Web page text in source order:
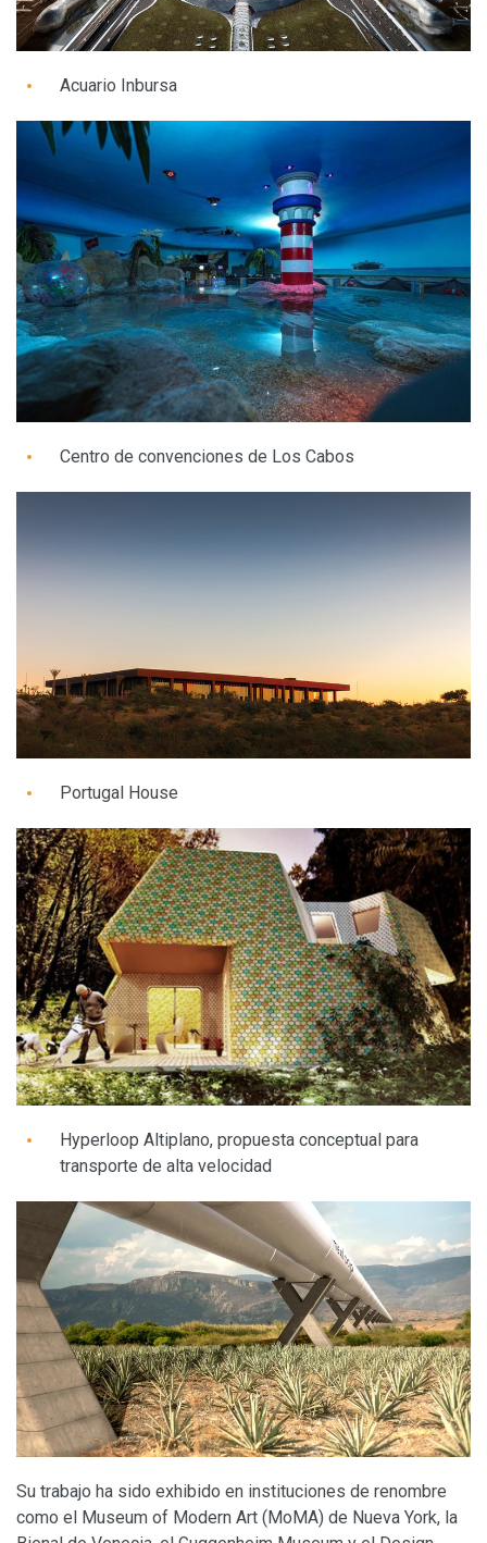
Acuario Inbursa
Centro de convenciones de Los Cabos
Portugal House
Hyperloop Altiplano, propuesta conceptual para
transporte de alta velocidad
Su trabajo ha sido exhibido en instituciones de renombre
como el Museum of Modern Art (MoMA) de Nueva York, la